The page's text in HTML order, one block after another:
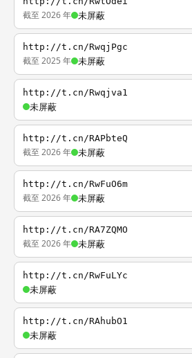
截至 2026 年 未屏蔽
http://t.cn/RwqjPgc
截至 2025 年 未屏蔽
http://t.cn/Rwqjva1
未屏蔽
http://t.cn/RAPbteQ
截至 2026 年 未屏蔽
http://t.cn/RwFuO6m
截至 2026 年 未屏蔽
http://t.cn/RA7ZQMO
截至 2026 年 未屏蔽
http://t.cn/RwFuLYc
未屏蔽
http://t.cn/RAhubO1
未屏蔽